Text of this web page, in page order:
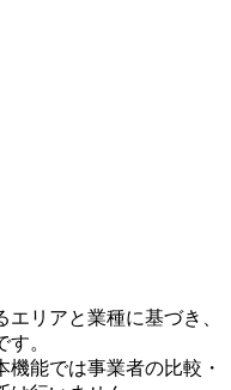
リアと業種に基づき、
。
能では事業者の比較・